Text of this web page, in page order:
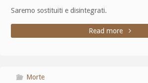
Saremo sostituiti e disintegrati.
Read more
Morte